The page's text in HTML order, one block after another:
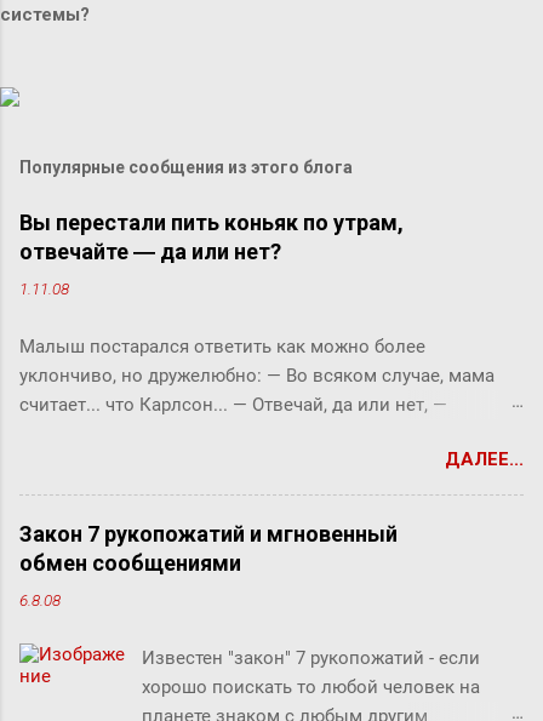
системы?
Популярные сообщения из этого блога
Вы перестали пить коньяк по утрам,
отвечайте ― да или нет?
1.11.08
Малыш постарался ответить как можно более
уклончиво, но дружелюбно: ― Во всяком случае, мама
считает... что Карлсон... ― Отвечай, да или нет, ―
Карлсон должен у нас обедать? ― Во всяком случае, она
хотела... ― снова попытался уйти от прямого ответа
Малыш, но фрекен Бок прервала его жестким окриком: ―
Я сказала, отвечай ― да или нет! На простой вопрос
всегда можно ответить «да» или «нет», по-моему, это не
трудно. ― Представь себе, трудно, ― вмешался Карлсон.
убедишься. Вот, слушай! Ты перестала пить коньяк по
утрам, отвечай ― да или нет? У фрекен Бок перехватило
ДАЛЕЕ...
Закон 7 рукопожатий и мгновенный
обмен сообщениями
6.8.08
Известен "закон" 7 рукопожатий - если
хорошо поискать то любой человек на
планете знаком с любым другим